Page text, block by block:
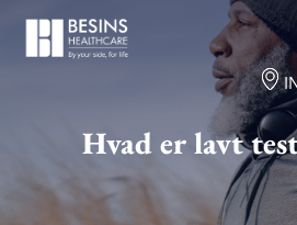
Hvad er lavt